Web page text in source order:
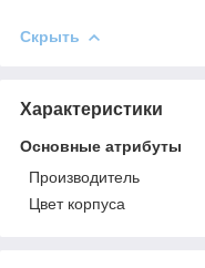
Скрыть
Характеристики
Основные атрибуты
Производитель
Цвет корпуса